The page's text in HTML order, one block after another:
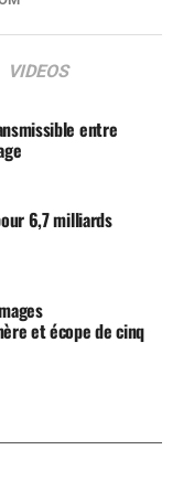
VIDEOS
entre
6,7 milliards
et écope de cinq